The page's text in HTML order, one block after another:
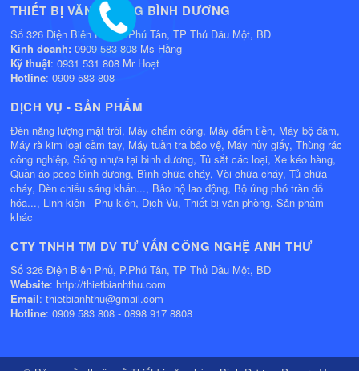
THIẾT BỊ VĂN PHÒNG BÌNH DƯƠNG
Số 326 Điện Biên Phủ, P.Phú Tân, TP Thủ Dầu Một, BD
Kinh doanh: 0909 583 808 Ms Hằng
Kỹ thuật: 0931 531 808 Mr Hoạt
Hotline: 0909 583 808
DỊCH VỤ - SẢN PHẨM
Đèn năng lượng mặt trời, Máy chấm công, Máy đếm tiền, Máy bộ đàm,
Máy rà kim loại cầm tay, Máy tuần tra bảo vệ, Máy hủy giấy, Thùng rác
công nghiệp, Sóng nhựa tại bình dương, Tủ sắt các loại, Xe kéo hàng,
Quần áo pccc bình dương, Bình chữa cháy, Vòi chữa cháy, Tủ chữa
cháy, Đèn chiếu sáng khẩn..., Bảo hộ lao động, Bộ ứng phó tràn đổ
hóa..., Linh kiện - Phụ kiện, Dịch Vụ, Thiết bị văn phòng, Sản phẩm
khác
CTY TNHH TM DV TƯ VẤN CÔNG NGHỆ ANH THƯ
Số 326 Điện Biên Phủ, P.Phú Tân, TP Thủ Dầu Một, BD
Website: http://thietbianhthu.com
Email: thietbianhthu@gmail.com
Hotline: 0909 583 808 - 0898 917 8808